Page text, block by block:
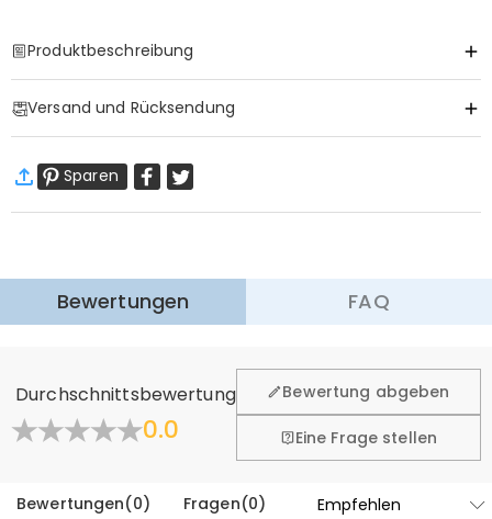
Produktbeschreibung
Versand und Rücksendung
Standardversand
9-18
Arbeitstage
Mehr erfahren
fühlen. Deshalb bieten wir Ihnen 60 Tage Rückgaberecht.
Sparen
Bewertungen FAQ
Durchschnittsbewertung
0.0
Bewertung abgeben
Eine Frage stellen
Bewertungen(0) Fragen(0)